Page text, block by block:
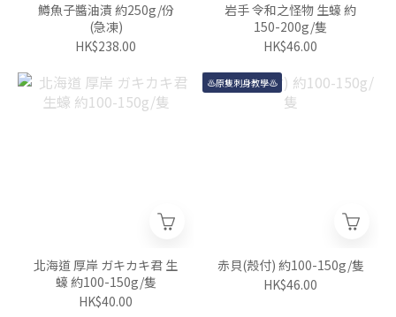
鱒魚子醬油漬 約250g/份
(急凍)
HK$238.00
岩手 令和之怪物 生蠔 約
150-200g/隻
HK$46.00
北海道 厚岸 ガキカキ君 生
蠔 約100-150g/隻
HK$40.00
♨️原隻刺身教學♨️
赤貝(殼付) 約100-150g/隻
HK$46.00